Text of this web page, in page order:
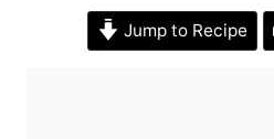
Jump to Recipe